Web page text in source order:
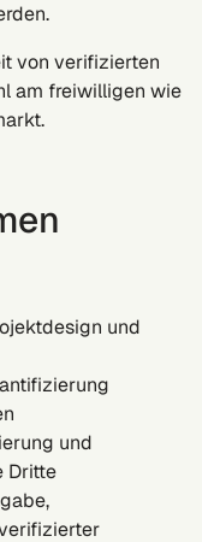
von verifizierten
am freiwilligen wie
und
und
Dritte